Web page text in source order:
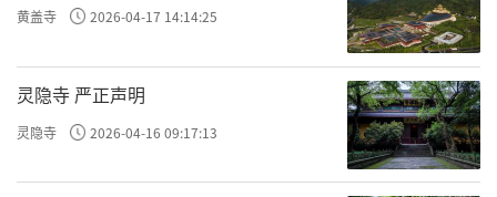
李克用的儿子李存勖大破後梁，攻下洛
阳，加冕称帝，建立後唐，这就是韩愈笔下那
个喜欢演戏为乐的唐庄宗。在矛盾丛生的後
唐，沙陀人石敬瑭先追随李克用义子李嗣源
（後来的唐明宗）反叛成功，後为争帝位向契
黄盖寺 2026-04-17 14:14:25
灵隐寺 严正声明
灵隐寺 2026-04-16 09:17:13